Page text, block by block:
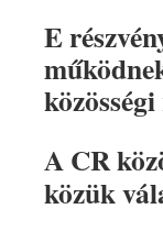
E
A CR
közük